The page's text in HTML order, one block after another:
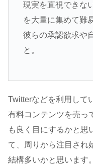
現実を直視できな
を大量に集めて難
彼らの承認欲求や
と。
Twitterなどを利用して
有料コンテンツを売っ
も良く目にするかと思
て、周りから注目され
結構多いかと思います